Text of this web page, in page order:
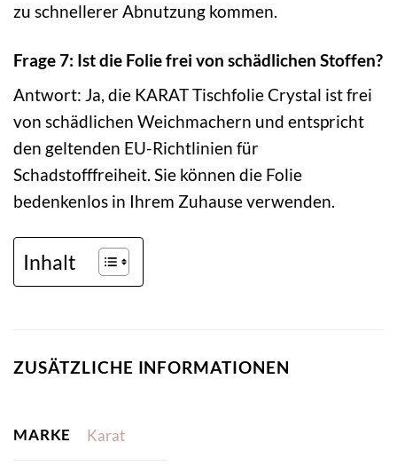
zu schnellerer Abnutzung kommen.
Frage 7: Ist die Folie frei von schädlichen Stoffen?
Antwort: Ja, die KARAT Tischfolie Crystal ist frei
von schädlichen Weichmachern und entspricht
den geltenden EU-Richtlinien für
Schadstofffreiheit. Sie können die Folie
bedenkenlos in Ihrem Zuhause verwenden.
Inhalt
ZUSÄTZLICHE INFORMATIONEN
MARKE Karat